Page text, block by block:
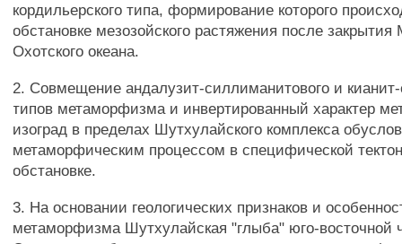
кордильерского типа, формирование которого
обстановке мезозойского растяжения после закрытия
Охотского океана.
2. Совмещение андалузит-силлиманитового и
типов метаморфизма и инвертированный характер
изоград в пределах Шутхулайского комплекса
метаморфическим процессом в специфической
обстановке.
3. На основании геологических признаков и
метаморфизма Шутхулайская "глыба" юго-восточной